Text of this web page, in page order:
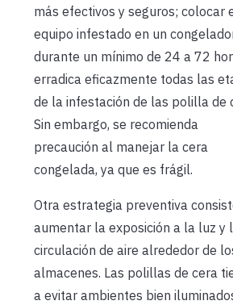
más efectivos y seguros; colocar
equipo infestado en un
durante un mínimo de 24 a 72
erradica eficazmente todas las
de la infestación de las polilla de
Sin embargo, se recomienda
precaución al manejar la cera
congelada, ya que es frágil.
Otra estrategia preventiva
aumentar la exposición a la luz y
circulación de aire alrededor de
almacenes. Las polillas de cera
a evitar ambientes bien